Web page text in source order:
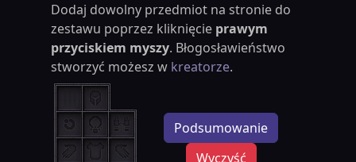
Dodaj dowolny przedmiot na stronie do
zestawu poprzez kliknięcie prawym
przyciskiem myszy. Błogosławieństwo
stworzyć możesz w kreatorze.
Podsumowanie
Wyczyść